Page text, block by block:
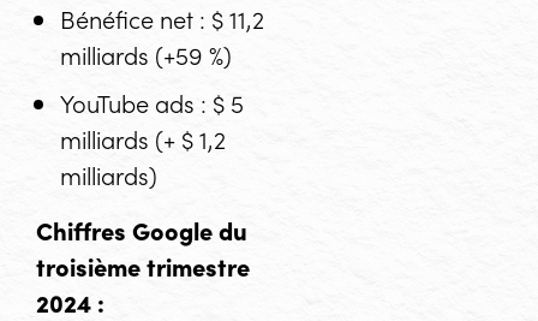
Bénéfice net : $ 11,2
milliards (+59 %)
YouTube ads : $ 5
milliards (+ $ 1,2
milliards)
Chiffres Google du
troisième trimestre
2024 :